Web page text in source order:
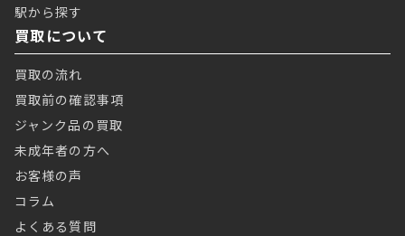
駅から探す
買取について
買取の流れ
買取前の確認事項
ジャンク品の買取
未成年者の方へ
お客様の声
コラム
よくある質問